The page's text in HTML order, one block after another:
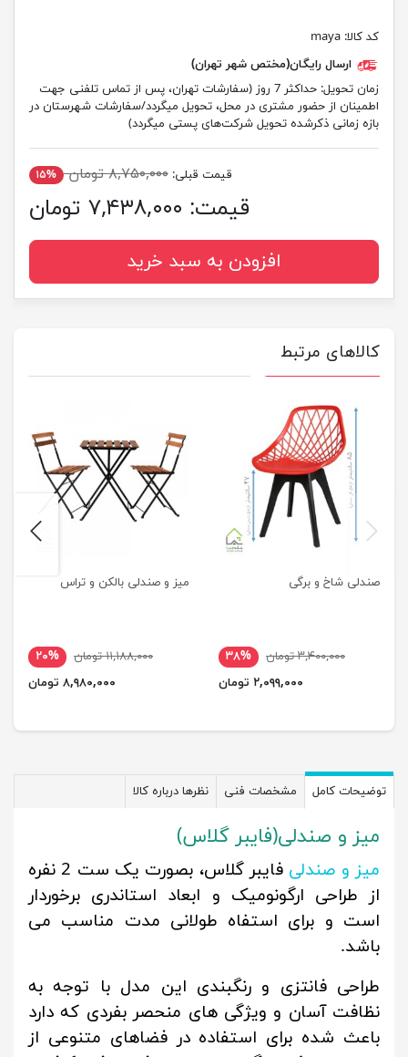
کد کالا: maya
ارسال رایگان(مختص شهر تهران)
زمان تحویل:
حداکثر 7 روز (سفارشات تهران، پس از تماس تلفنی جهت
اطمینان از حضور مشتری در محل، تحویل میگردد/سفارشات شهرستان در
بازه زمانی ذکرشده تحویل شرکت‌های پستی میگردد)
قیمت قبلی: ۸,۷۵۰,۰۰۰ تومان ۱۵%
قیمت: ۷,۴۳۸,۰۰۰ تومان
افزودن به سبد خرید
کالاهای مرتبط
صندلی شاخ و برگی
۳,۴۰۰,۰۰۰ تومان
۳۸%
۲,۰۹۹,۰۰۰ تومان
میز و صندلی بالکن و تراس
۱۱,۱۸۸,۰۰۰ تومان
۲۰%
۸,۹۸۰,۰۰۰ تومان
previus
توضیحات کامل مشخصات فنی نظرها درباره کالا
میز و صندلی(فایبر گلاس)
میز و صندلی
فایبر گلاس، بصورت یک ست 2 نفره
از طراحی ارگونومیک و ابعاد استاندری برخوردار
است و برای استفاه طولانی مدت مناسب می
باشد.
طراحی فانتزی و رنگبندی این مدل با توجه به
نظافت آسان و ویژگی های منحصر بفردی که دارد
باعث شده برای استفاده در فضاهای متنوعی از